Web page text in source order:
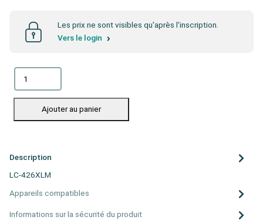
Les prix ne sont visibles qu'après l'inscription.
Vers le login
Ajouter au panier
Description
LC-426XLM
Appareils compatibles
Informations sur la sécurité du produit